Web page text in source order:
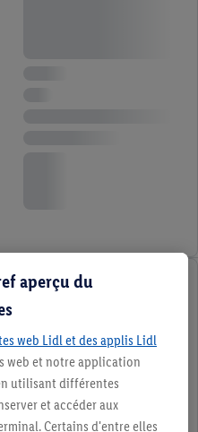
aperçu du
web Lidl et des applis Lidl
web et notre application
utilisant différentes
et accéder aux
Certains d'entre elles